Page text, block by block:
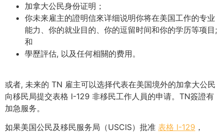
加拿大公民身份证明；
你未来雇主的證明信來详细说明你将在美国工作的专业
能力、你的就业目的、你的逗留时间和你的学历等项目;
和
學歷評估, 以及任何相關的费用。
或者, 未来的 TN 雇主可以选择代表在美国境外的加拿大公民
向移民局提交表格 I-129 非移民工作人員的申请。TN簽證有
加急服务。
如果美国公民及移民服务局（USCIS）批准 表格 I-129 ，